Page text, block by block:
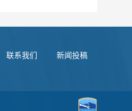
联系我们 新闻投稿